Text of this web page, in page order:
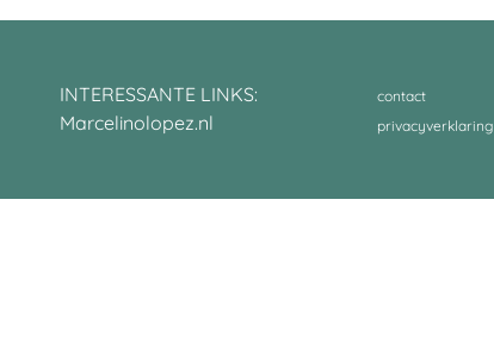
INTERESSANTE LINKS:
Marcelinolopez.nl
contact
privacyverklaring